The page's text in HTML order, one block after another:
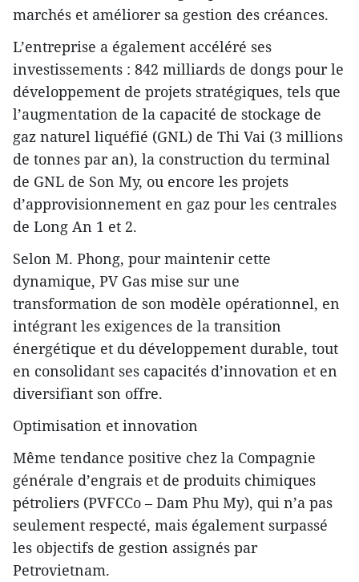
marchés et améliorer sa gestion des créances.
L’entreprise a également accéléré ses
investissements : 842 milliards de dongs pour le
développement de projets stratégiques, tels que
l’augmentation de la capacité de stockage de
gaz naturel liquéfié (GNL) de Thi Vai (3 millions
de tonnes par an), la construction du terminal
de GNL de Son My, ou encore les projets
d’approvisionnement en gaz pour les centrales
de Long An 1 et 2.
Selon M. Phong, pour maintenir cette
dynamique, PV Gas mise sur une
transformation de son modèle opérationnel, en
intégrant les exigences de la transition
énergétique et du développement durable, tout
en consolidant ses capacités d’innovation et en
diversifiant son offre.
Optimisation et innovation
Même tendance positive chez la Compagnie
générale d’engrais et de produits chimiques
pétroliers (PVFCCo – Dam Phu My), qui n’a pas
seulement respecté, mais également surpassé
les objectifs de gestion assignés par
Petrovietnam.